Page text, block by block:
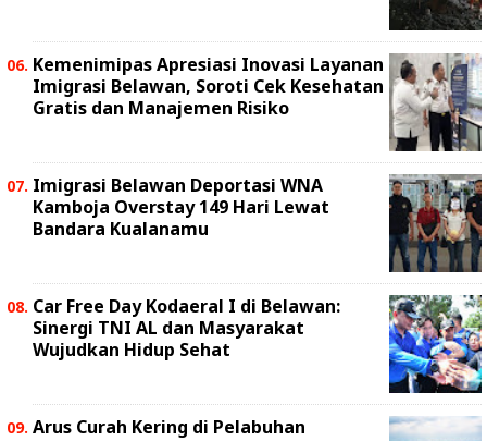
Kemenimipas Apresiasi Inovasi Layanan
Imigrasi Belawan, Soroti Cek Kesehatan
Gratis dan Manajemen Risiko
Imigrasi Belawan Deportasi WNA
Kamboja Overstay 149 Hari Lewat
Bandara Kualanamu
Car Free Day Kodaeral I di Belawan:
Sinergi TNI AL dan Masyarakat
Wujudkan Hidup Sehat
Arus Curah Kering di Pelabuhan